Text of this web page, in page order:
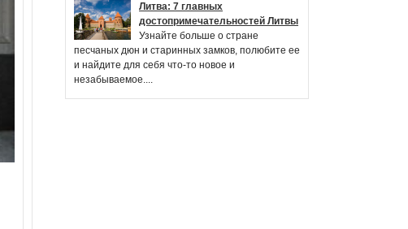
Литва: 7 главных
достопримечательностей Литвы
Узнайте больше о стране
песчаных дюн и старинных замков, полюбите ее
и найдите для себя что-то новое и
незабываемое....